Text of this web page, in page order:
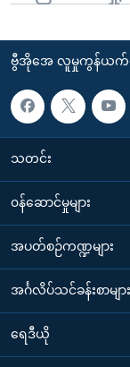
ဗွီအိုအေ လူမှုကွန်ယက်မ
သတင်း
၀န်ဆောင်မှုများ
အပတ်စဉ်ကဏ္ဍများ
အင်္ဂလိပ်သင်ခန်းစာများ
ရေဒီယို